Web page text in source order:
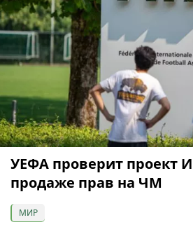
УЕФА проверит проект
продаже прав на ЧМ
МИР